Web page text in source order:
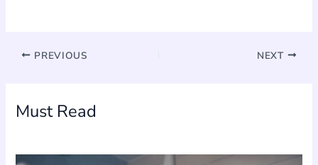
PREVIOUS NEXT
Must Read